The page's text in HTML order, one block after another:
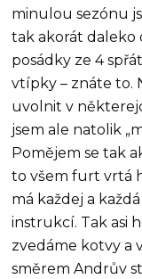
minulou sezónu
tak akorát daleko
posádky ze 4
vtípky – znáte to.
uvolnit v
jsem ale natolik
Pomějem se tak
to všem furt vrtá
má každej a
instrukcí. Tak asi
zvedáme kotvy a
směrem Andrův